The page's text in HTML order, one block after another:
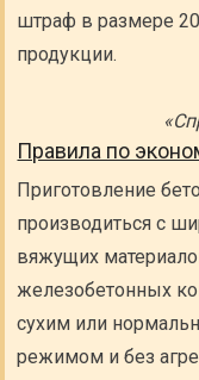
штраф в размере
продукции.
Правила по
Приготовление
производиться с
вяжущих
железобетонных
сухим или
режимом и без